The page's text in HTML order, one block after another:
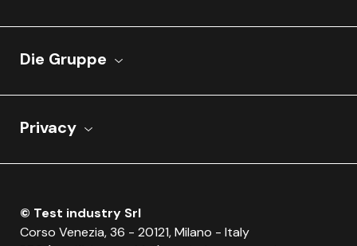
Die Gruppe
Privacy
© Test industry Srl
Corso Venezia, 36 - 20121, Milano - Italy